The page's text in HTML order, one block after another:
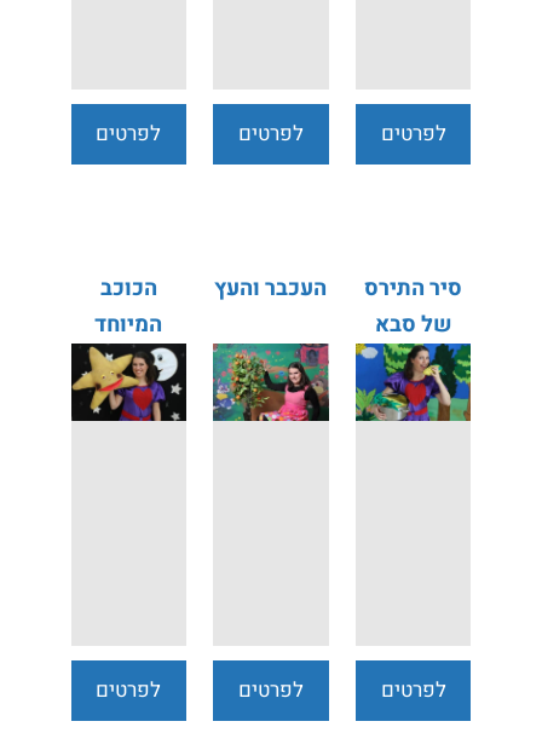
לפרטים
לפרטים
לפרטים
סיר התירס
של סבא
לפרטים
העכבר והעץ
לפרטים
הכוכב
המיוחד
לפרטים